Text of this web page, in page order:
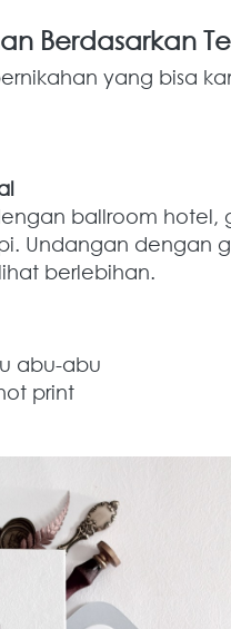
Berdasarkan
yang bisa
ballroom hotel,
Undangan dengan
berlebihan.
abu-abu
print